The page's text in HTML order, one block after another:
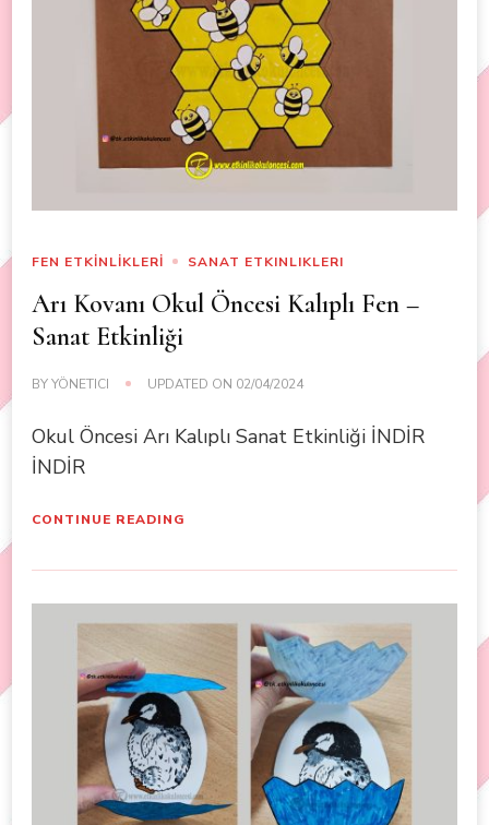
FEN ETKİNLİKLERİ SANAT ETKINLIKLERI
Arı Kovanı Okul Öncesi Kalıplı Fen –
Sanat Etkinliği
BYYÖNETICI UPDATED ON 02/04/2024
Okul Öncesi Arı Kalıplı Sanat Etkinliği İNDİR
İNDİR
CONTINUE READING